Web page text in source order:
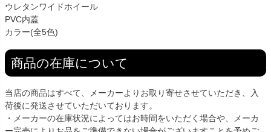
ウレタンワイドホイール
PVC内蓋
カラー(全5色)
商品の在庫について
当店の商品はすべて、メーカーよりお取り寄せさせていただき、入
荷後に発送させていただいております。
・メーカーの在庫状況によってはお時間をいただく場合や、メーカ